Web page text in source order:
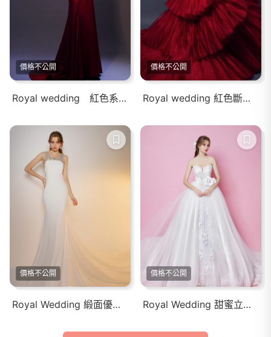
價格不公開
Royal wedding 紅色系性感裸砂魚尾拖擺婚紗禮服
價格不公開
Royal wedding 紅色斷層層次感大蓬裙婚紗禮服
價格不公開
Royal Wedding 緞面優雅魚尾婚紗禮服
價格不公開
Royal Wedding 甜蜜立體雕花白紗